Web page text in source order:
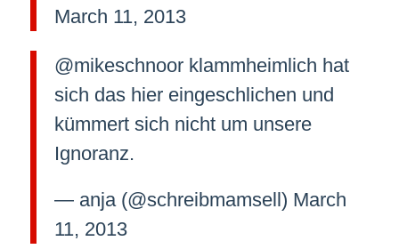
March 11, 2013
@mikeschnoor klammheimlich hat
sich das hier eingeschlichen und
kümmert sich nicht um unsere
Ignoranz.
— anja (@schreibmamsell) March
11, 2013